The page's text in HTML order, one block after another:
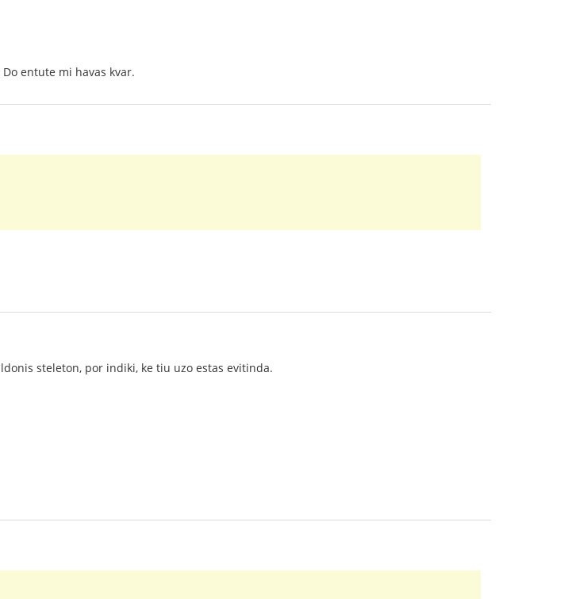
entute mi havas kvar.
steleton, por indiki, ke tiu uzo estas evitinda.